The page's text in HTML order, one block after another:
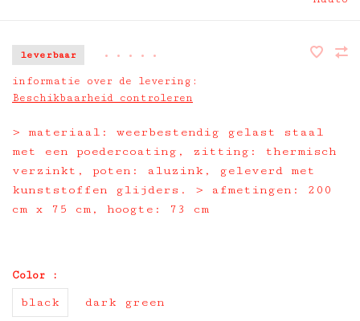
leverbaar • • • • •
informatie over de levering:
Beschikbaarheid controleren
> materiaal: weerbestendig gelast staal
met een poedercoating, zitting: thermisch
verzinkt, poten: aluzink, geleverd met
kunststoffen glijders. > afmetingen: 200
cm x 75 cm, hoogte: 73 cm
Color :
black dark green